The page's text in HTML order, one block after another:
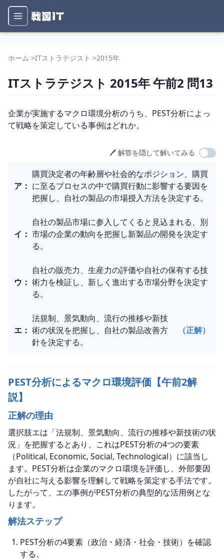
ホーム >ITストラテジスト >2015年
ITストラテジスト 2015年午前2 問13
問題文
企業が実施するマクロ環境分析のうち、PEST分析によっ
て戦略を策定している事例はどれか。
🖊️ 解答を隠して解いてみる
選択肢
ア ：
購買決定者の年齢層や社会的なポジション、購買
に至るプロセスの中で購買行動に影響する要因を
把握し、自社の製品の市場授入方法を決定する。
イ ：
自社の製品市場に参入してくると見込まれる、別
市場の企業の動向を把握し新製品の開発を決定す
る。
ウ ：
自社の販売力、生産力の評価や自社の保有する技
術力を検証し、新しく進出する市場分野を決定す
る。
エ ：
法規制、景気動向、流行の推移や新技
術の状況を把握し、自社の製品改善方
針を決定する。
（正解）
PEST分析によるマクロ環境評価【午前2解
説】
正解の理由
選択肢エは「法規制、景気動向、流行の推移や新技術の状
況」を把握するとあり、これはPEST分析の4つの要素
（Political, Economic, Social, Technological）に該当し
ます。PEST分析は企業のマクロ環境を評価し、外部要因
が自社に与える影響を理解して戦略を策定する手法です。
したがって、エの事例がPEST分析の典型的な活用例とな
ります。
解法ステップ
PEST分析の4要素（政治・経済・社会・技術）を確認
する。